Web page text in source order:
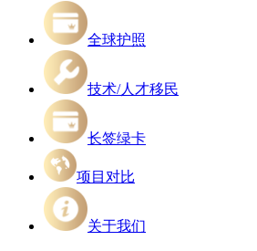
全球护照
技术/人才移民
长签绿卡
项目对比
关于我们